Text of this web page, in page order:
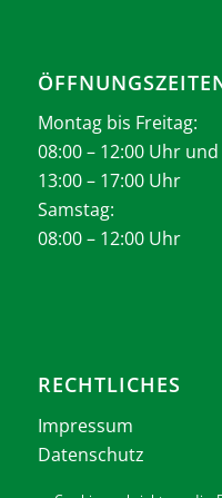
Montag bis Freitag:
08:00 – 12:00 Uhr und
13:00 – 17:00 Uhr
Samstag:
08:00 – 12:00 Uhr
RECHTLICHES
Impressum
Datenschutz